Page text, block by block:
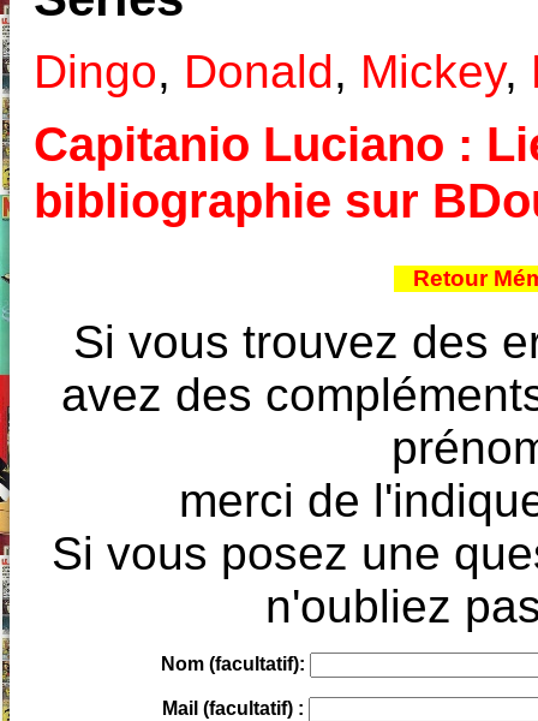
Dingo, Donald, Mickey,
Capitanio Luciano :
bibliographie sur
Retour
Si vous trouvez des
avez des
merci de
Si vous posez une
n'oubliez
Nom (facultatif):
Mail (facultatif) :